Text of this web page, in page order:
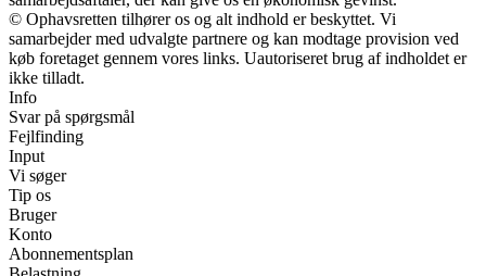
© Ophavsretten tilhører os og alt indhold er beskyttet. Vi
samarbejder med udvalgte partnere og kan modtage provision ved
køb foretaget gennem vores links. Uautoriseret brug af indholdet er
ikke tilladt.
Info
Svar på spørgsmål
Fejlfinding
Input
Vi søger
Tip os
Bruger
Konto
Abonnementsplan